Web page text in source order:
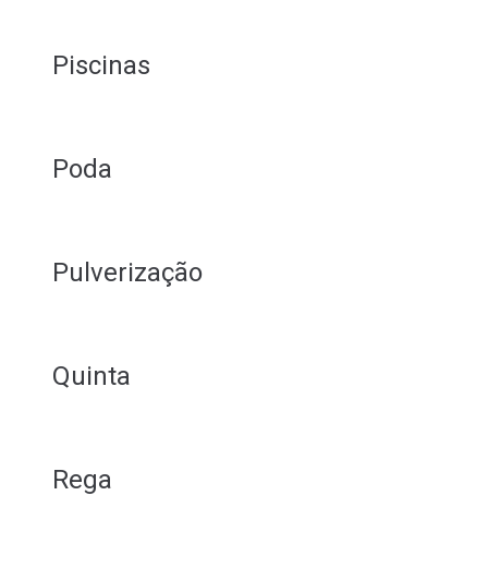
Piscinas
Poda
Pulverização
Quinta
Rega